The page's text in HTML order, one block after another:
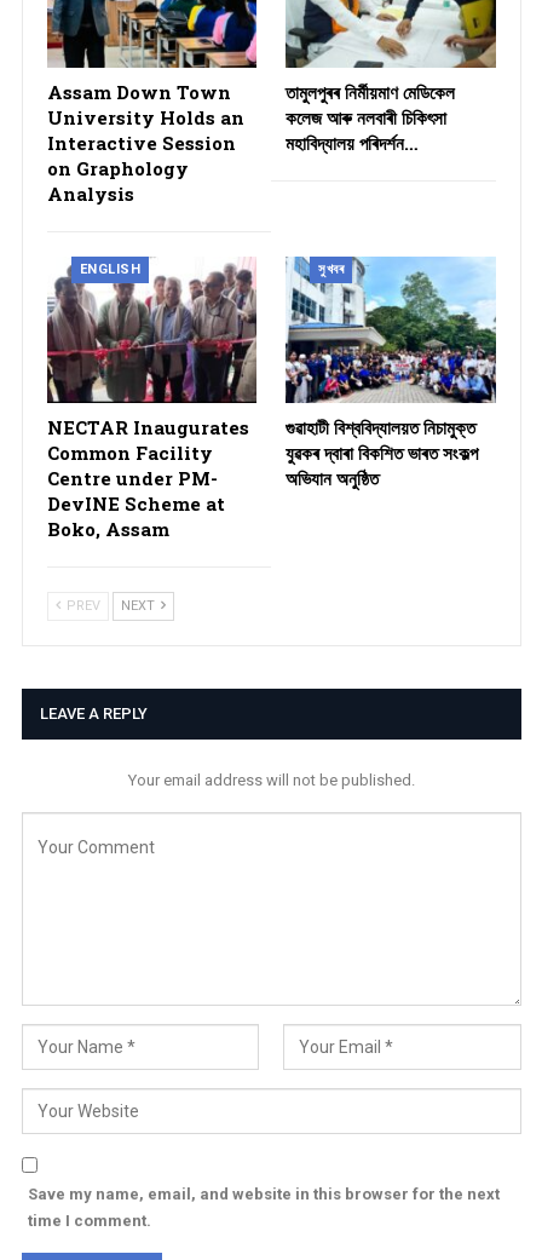
Assam Down Town
University Holds an
Interactive Session
on Graphology
Analysis
তামুলপুৰৰ নিৰ্মীয়মাণ মেডিকেল
কলেজ আৰু নলবাৰী চিকিৎসা
মহাবিদ্যালয় পৰিদৰ্শন…
ENGLISH
NECTAR Inaugurates
Common Facility
Centre under PM-
DevINE Scheme at
Boko, Assam
সুখবৰ
গুৱাহাটী বিশ্ববিদ্যালয়ত নিচামুক্ত
যুৱকৰ দ্বাৰা বিকশিত ভাৰত সংকল্প
অভিযান অনুষ্ঠিত
PREV NEXT
LEAVE A REPLY
Your email address will not be published.
Save my name, email, and website in this browser for the next
time I comment.